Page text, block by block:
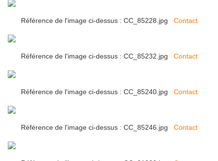
Référence de l'image ci-dessus : CC_85228.jpg Contact
Référence de l'image ci-dessus : CC_85232.jpg Contact
Référence de l'image ci-dessus : CC_85240.jpg Contact
Référence de l'image ci-dessus : CC_85246.jpg Contact